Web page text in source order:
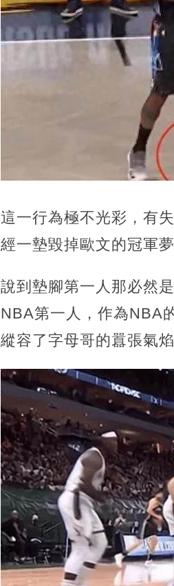
這一行為極不光彩，有
經一墊毀掉歐文的冠軍夢
說到墊腳第一人那必然
NBA第一人，作為NBA
縱容了字母哥的囂張氣焰